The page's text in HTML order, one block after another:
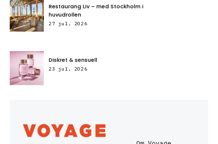
Restaurang Liv – med Stockholm i
huvudrollen
27 jul, 2026
Diskret & sensuell
23 jul, 2026